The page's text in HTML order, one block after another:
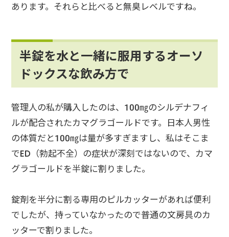
あります。それらと比べると無臭レベルですね。
半錠を水と一緒に服用するオーソ
ドックスな飲み方で
管理人の私が購入したのは、100㎎のシルデナフィ
ルが配合されたカマグラゴールドです。日本人男性
の体質だと100㎎は量が多すぎますし、私はそこま
でED（勃起不全）の症状が深刻ではないので、カマ
グラゴールドを半錠に割りました。
錠剤を半分に割る専用のピルカッターがあれば便利
でしたが、持っていなかったので普通の文房具のカ
ッターで割りました。